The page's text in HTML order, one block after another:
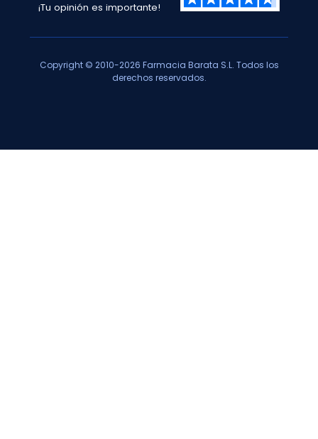
¡Tu opinión es importante!
Copyright © 2010-2026 Farmacia Barata S.L. Todos los
derechos reservados.